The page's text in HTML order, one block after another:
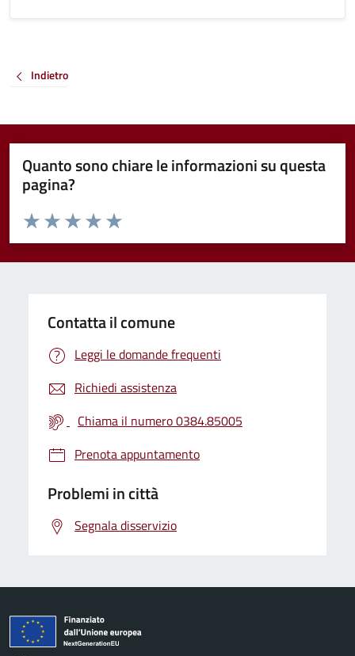
Indietro
Quanto sono chiare le informazioni su questa
pagina?
Valuta da 1 a 5 stelle la pagina
Valuta 5 stelle su 5
Valuta 4 stelle su 5
Valuta 3 stelle su 5
Valuta 2 stelle su 5
Valuta 1 stelle su 5
Contatta il comune
Leggi le domande frequenti
Richiedi assistenza
Chiama il numero 0384.85005
Prenota appuntamento
Problemi in città
Segnala disservizio